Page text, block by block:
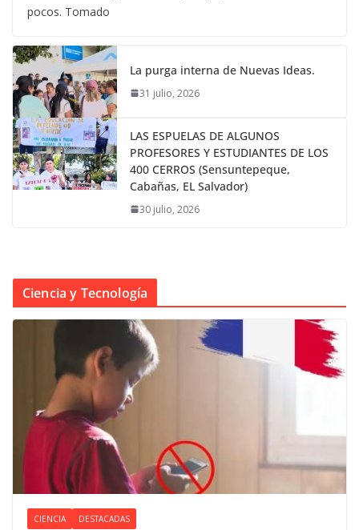
pocos. Tomado
La purga interna de Nuevas Ideas.
31 julio, 2026
LAS ESPUELAS DE ALGUNOS
PROFESORES Y ESTUDIANTES DE LOS
400 CERROS (Sensuntepeque,
Cabañas, EL Salvador)
30 julio, 2026
Ciencia y Tecnología
CIENCIA DESTACADAS